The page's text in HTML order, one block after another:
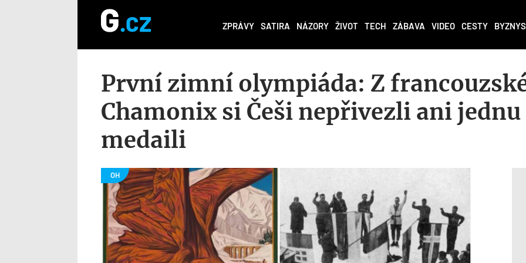
ZPRÁVY SATIRA NÁZORY ŽIVOT TECH ZÁBAVA VIDEO CESTY BYZNYS
První zimní olympiáda: Z
Chamonix si Češi nepřivezli ani jednu
medaili